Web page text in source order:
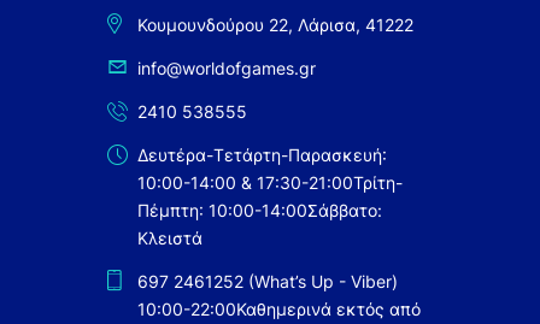
Κουμουνδούρου 22, Λάρισα, 41222
info@worldofgames.gr
2410 538555
Δευτέρα-Τετάρτη-Παρασκευή:
10:00-14:00 & 17:30-21:00Τρίτη-
Πέμπτη: 10:00-14:00Σάββατο:
Κλειστά
697 2461252 (What’s Up - Viber)
10:00-22:00Καθημερινά εκτός από